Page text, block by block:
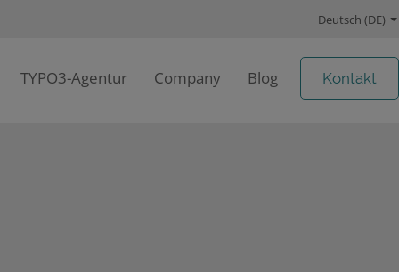
Deutsch (DE)
TYPO3-Agentur Company Blog Kontakt